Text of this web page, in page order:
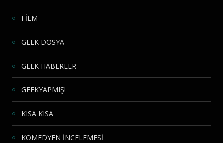
FİLM
GEEK DOSYA
GEEK HABERLER
GEEKYAPMIŞ!
KISA KISA
KOMEDYEN İNCELEMESİ